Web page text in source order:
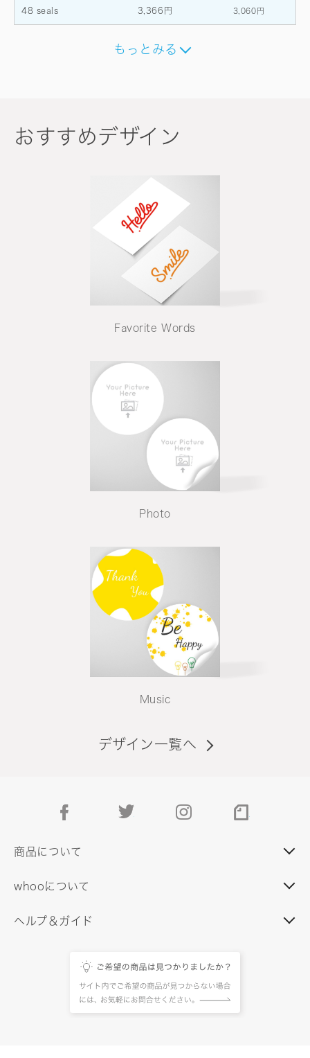
48 seals 3,366円 3,060円
もっとみる
おすすめデザイン
Favorite Words
Photo
Music
デザイン一覧へ
facebook instagram
商品について
whooについて
ヘルプ＆ガイド